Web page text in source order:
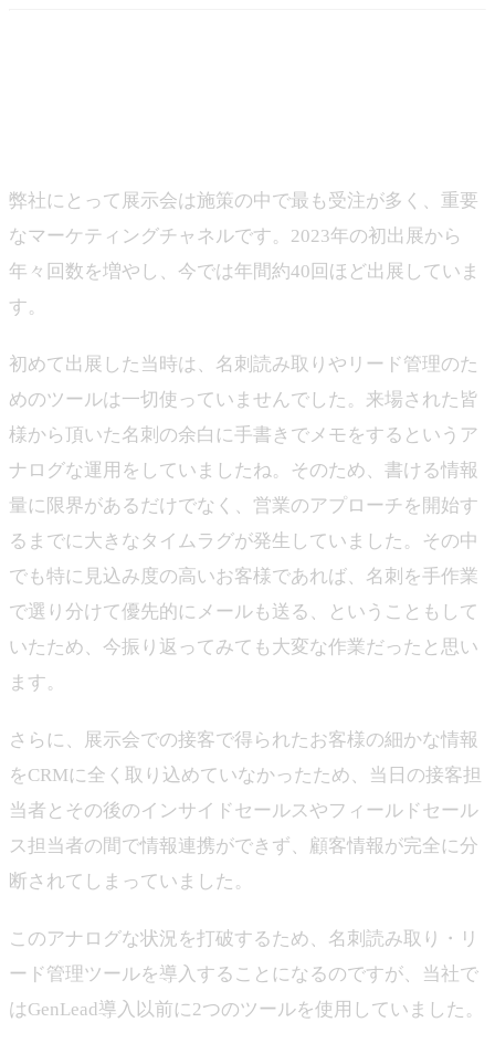
弊社にとって展示会は施策の中で最も受注が多く、重要
なマーケティングチャネルです。2023年の初出展から
年々回数を増やし、今では年間約40回ほど出展していま
す。
初めて出展した当時は、名刺読み取りやリード管理のた
めのツールは一切使っていませんでした。来場された皆
様から頂いた名刺の余白に手書きでメモをするというア
ナログな運用をしていましたね。そのため、書ける情報
量に限界があるだけでなく、営業のアプローチを開始す
るまでに大きなタイムラグが発生していました。その中
でも特に見込み度の高いお客様であれば、名刺を手作業
で選り分けて優先的にメールも送る、ということもして
いたため、今振り返ってみても大変な作業だったと思い
ます。
さらに、展示会での接客で得られたお客様の細かな情報
をCRMに全く取り込めていなかったため、当日の接客担
当者とその後のインサイドセールスやフィールドセール
ス担当者の間で情報連携ができず、顧客情報が完全に分
断されてしまっていました。
このアナログな状況を打破するため、名刺読み取り・リ
ード管理ツールを導入することになるのですが、当社で
はGenLead導入以前に2つのツールを使用していました。